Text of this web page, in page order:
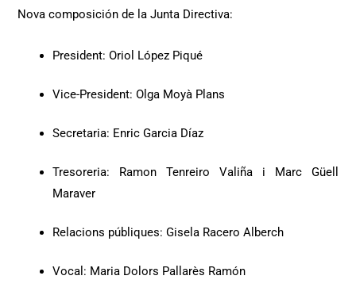
Nova composición de la Junta Directiva:
President: Oriol López Piqué
Vice-President: Olga Moyà Plans
Secretaria: Enric Garcia Díaz
Tresoreria: Ramon Tenreiro Valiña i Marc Güell
Maraver
Relacions públiques: Gisela Racero Alberch
Vocal: Maria Dolors Pallarès Ramón